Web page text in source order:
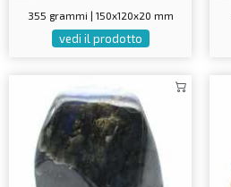
355 grammi | 150x120x20 mm
vedi il prodotto